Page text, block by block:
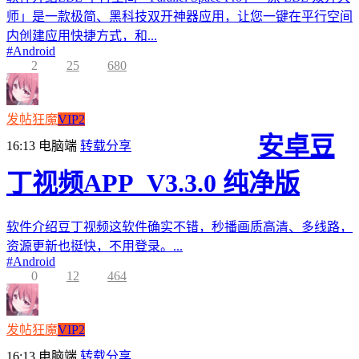
师」是一款极简、黑科技双开神器应用，让您一键在平行空间
内创建应用快捷方式，和...
#Android
2
25 680
发帖狂魔VIP2
16:13 电脑端 转载分享
安卓豆
丁视频APP_V3.3.0 纯净版
软件介绍豆丁视频这软件确实不错，秒播画质高清、多线路，
资源更新也挺快，不用登录。...
#Android
0
12 464
发帖狂魔VIP2